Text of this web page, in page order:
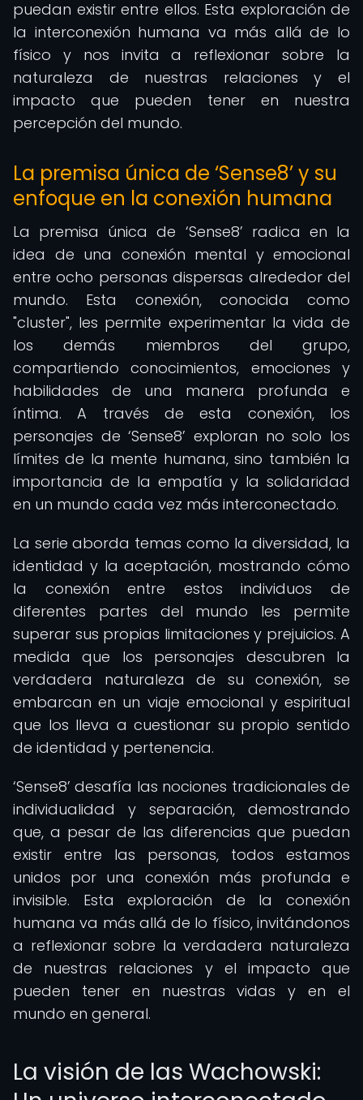
puedan existir entre ellos. Esta exploración de
la interconexión humana va más allá de lo
físico y nos invita a reflexionar sobre la
naturaleza de nuestras relaciones y el
impacto que pueden tener en nuestra
percepción del mundo.
La premisa única de ‘Sense8’ y su
enfoque en la conexión humana
La premisa única de ‘Sense8’ radica en la
idea de una conexión mental y emocional
entre ocho personas dispersas alrededor del
mundo. Esta conexión, conocida como
"cluster", les permite experimentar la vida de
los demás miembros del grupo,
compartiendo conocimientos, emociones y
habilidades de una manera profunda e
íntima. A través de esta conexión, los
personajes de ‘Sense8’ exploran no solo los
límites de la mente humana, sino también la
importancia de la empatía y la solidaridad
en un mundo cada vez más interconectado.
La serie aborda temas como la diversidad, la
identidad y la aceptación, mostrando cómo
la conexión entre estos individuos de
diferentes partes del mundo les permite
superar sus propias limitaciones y prejuicios. A
medida que los personajes descubren la
verdadera naturaleza de su conexión, se
embarcan en un viaje emocional y espiritual
que los lleva a cuestionar su propio sentido
de identidad y pertenencia.
‘Sense8’ desafía las nociones tradicionales de
individualidad y separación, demostrando
que, a pesar de las diferencias que puedan
existir entre las personas, todos estamos
unidos por una conexión más profunda e
invisible. Esta exploración de la conexión
humana va más allá de lo físico, invitándonos
a reflexionar sobre la verdadera naturaleza
de nuestras relaciones y el impacto que
pueden tener en nuestras vidas y en el
mundo en general.
La visión de las Wachowski: